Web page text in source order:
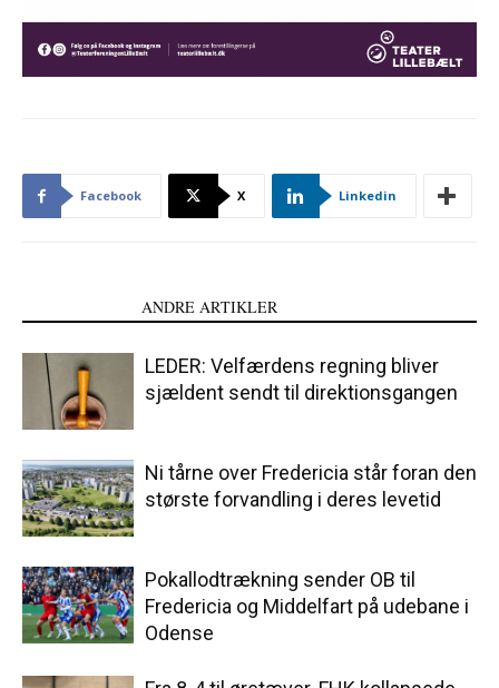
Facebook X Linkedin
ANDRE ARTIKLER
LEDER: Velfærdens regning bliver
sjældent sendt til direktionsgangen
Ni tårne over Fredericia står foran den
største forvandling i deres levetid
Pokallodtrækning sender OB til
Fredericia og Middelfart på udebane i
Odense